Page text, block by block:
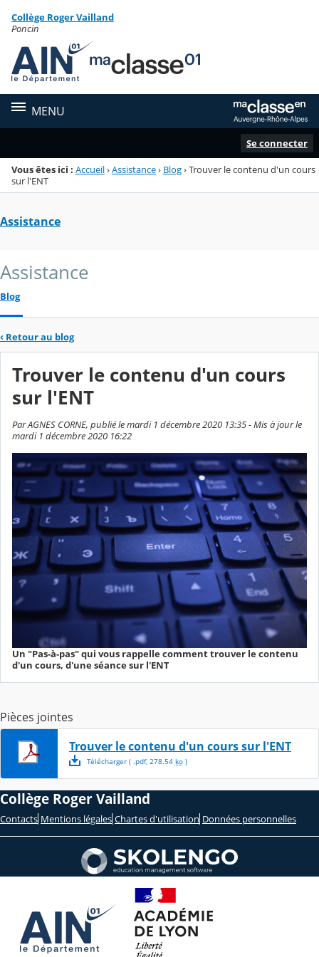
Menu de la rubrique
Contenu
Collège Roger Vailland
Poncin
MENU
Se connecter
Vous êtes ici : Accueil›Assistance› Blog›Trouver le contenu d'un cours
sur l'ENT
Assistance
Assistance
Blog
‹ Retour au blog
Trouver le contenu d'un cours
sur l'ENT
Par AGNES CORNE, publié le mardi 1 décembre 2020 13:35 - Mis à jour le
mardi 1 décembre 2020 16:22
Un "Pas-à-pas" qui vous rappelle comment trouver le contenu
d'un cours, d'une séance sur l'ENT
Pièces jointes
Trouver le contenu d'un cours sur l'ENT
Télécharger( .pdf, 278.54 ko)
Collège Roger Vailland
Contacts Mentions légales Chartes d'utilisation Données personnelles